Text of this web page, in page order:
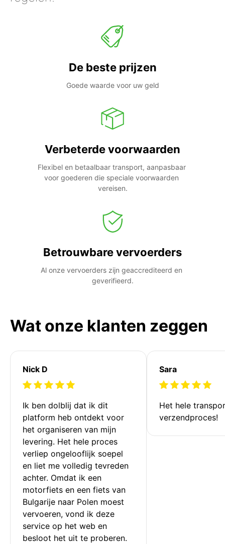
De beste prijzen
Goede waarde voor uw geld
Verbeterde voorwaarden
Flexibel en betaalbaar transport, aanpasbaar
voor goederen die speciale voorwaarden
vereisen.
Betrouwbare vervoerders
Al onze vervoerders zijn geaccrediteerd en
geverifieerd.
Wat onze klanten zeggen
Nick D
Ik ben dolblij dat ik dit
platform heb ontdekt voor
het organiseren van mijn
levering. Het hele proces
verliep ongelooflijk soepel
en liet me volledig tevreden
achter. Omdat ik een
motorfiets en een fiets van
Bulgarije naar Polen moest
vervoeren, vond ik deze
service op het web en
besloot het uit te proberen.
Sara
Het hele
verzendproces!